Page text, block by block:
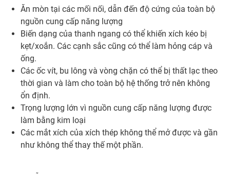
Ăn mòn tại các mối nối, dẫn đến độ cứng của toàn bộ
nguồn cung cấp năng lượng
Biến dạng của thanh ngang có thể khiến xích kéo bị
kẹt/xoắn. Các cạnh sắc cũng có thể làm hỏng cáp và
ống.
Các ốc vít, bu lông và vòng chặn có thể bị thất lạc theo
thời gian và làm cho toàn bộ hệ thống trở nên không
ổn định.
Trọng lượng lớn vì nguồn cung cấp năng lượng được
làm bằng kim loại
Các mắt xích của xích thép không thể mở được và gần
như không thể thay thế một phần.